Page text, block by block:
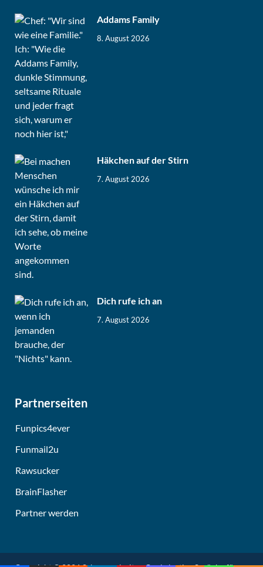
Addams Family
8. August 2026
Häkchen auf der Stirn
7. August 2026
Dich rufe ich an
7. August 2026
Partnerseiten
Funpics4ever
Funmail2u
Rawsucker
BrainFlasher
Partner werden